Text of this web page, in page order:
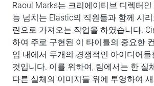
Raoul Marks는 크리에이티브 디렉터인
능 넘치는 Elastic의 직원들과 함께 시
린으로 가져오는 작업을 하였습니다.
하여 주로 구현된 이 타이틀의 중요한
임 내에서 두개의 경쟁적인 아이디어
것입니다. 이를 위하여, 팀에서는 한 실
다른 실체의 이미지들 위에 투영하여